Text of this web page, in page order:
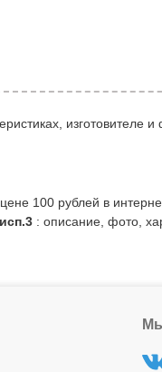
изготовителе и
100 рублей в
: описание, фото,